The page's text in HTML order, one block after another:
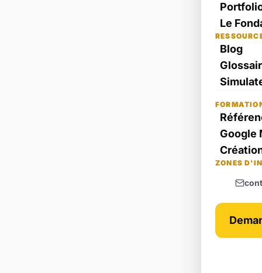
Le
Blog
Google
ZONES